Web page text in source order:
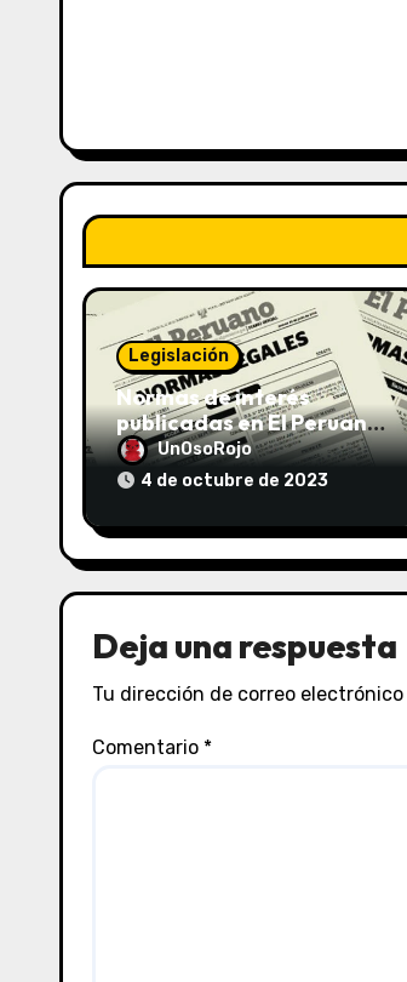
Legislación
Normas de interés
publicadas en El Peruano
el 04/10/2023
UnOsoRojo
4 de octubre de 2023
Deja una respuesta
Tu dirección de correo
Comentario *